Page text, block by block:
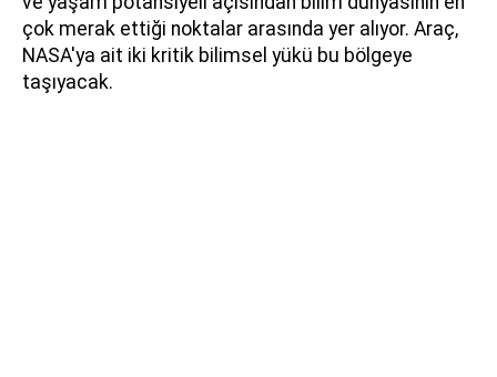
çok merak ettiği noktalar arasında yer alıyor. Araç,
NASA'ya ait iki kritik bilimsel yükü bu bölgeye
taşıyacak.